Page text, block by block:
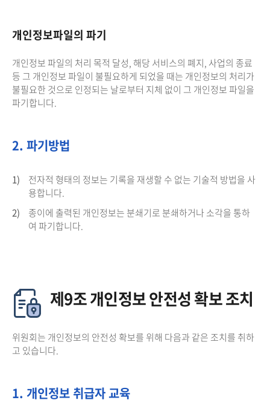
개인정보파일의 파기
개인정보 파일의 처리 목적 달성, 해당 서비스의 폐지, 사업의 종료
등 그 개인정보 파일이 불필요하게 되었을 때는 개인정보의 처리가
불필요한 것으로 인정되는 날로부터 지체 없이 그 개인정보 파일을
파기합니다.
2. 파기방법
1)
전자적 형태의 정보는 기록을 재생할 수 없는 기술적 방법을 사
용합니다.
2)
종이에 출력된 개인정보는 분쇄기로 분쇄하거나 소각을 통하
여 파기합니다.
제9조 개인정보 안전성 확보 조치
위원회는 개인정보의 안전성 확보를 위해 다음과 같은 조치를 취하
고 있습니다.
1. 개인정보 취급자 교육